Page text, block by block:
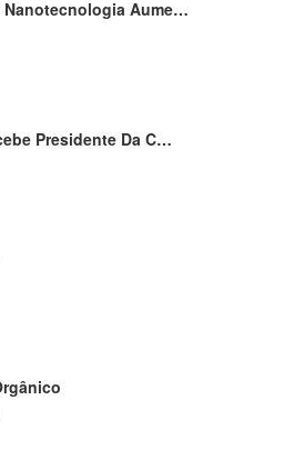
Nanotecnologia Aume…
Presidente Da C…